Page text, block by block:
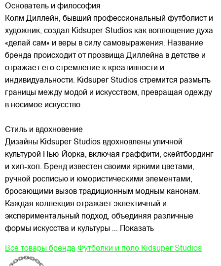
Основатель и философия
Колм Диллейн, бывший профессиональный футболист и
художник, создал Kidsuper Studios как воплощение духа
«делай сам» и веры в силу самовыражения. Название
бренда происходит от прозвища Диллейна в детстве и
отражает его стремление к креативности и
индивидуальности. Kidsuper Studios стремится размыть
границы между модой и искусством, превращая одежду
в носимое искусство.
Стиль и вдохновение
Дизайны Kidsuper Studios вдохновлены уличной
культурой Нью-Йорка, включая граффити, скейтбординг
и хип-хоп. Бренд известен своими яркими цветами,
ручной росписью и юмористическими элементами,
бросающими вызов традиционным модным канонам.
Каждая коллекция отражает эклектичный и
экспериментальный подход, объединяя различные
формы искусства и культуры ... Показать
Все товары бренда Футболки и поло Kidsuper Studios